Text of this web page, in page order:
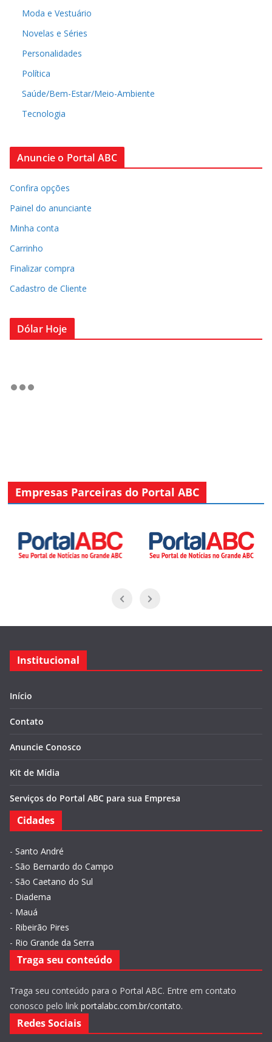
Moda e Vestuário
Novelas e Séries
Personalidades
Política
Saúde/Bem-Estar/Meio-Ambiente
Tecnologia
Anuncie o Portal ABC
Confira opções
Painel do anunciante
Minha conta
Carrinho
Finalizar compra
Cadastro de Cliente
Dólar Hoje
Empresas Parceiras do Portal ABC
Institucional
Início
Contato
Anuncie Conosco
Kit de Mídia
Serviços do Portal ABC para sua Empresa
Cidades
- Santo André
- São Bernardo do Campo
- São Caetano do Sul
- Diadema
- Mauá
- Ribeirão Pires
- Rio Grande da Serra
Traga seu conteúdo
Traga seu conteúdo para o Portal ABC. Entre em contato
conosco pelo link portalabc.com.br/contato.
Redes Sociais